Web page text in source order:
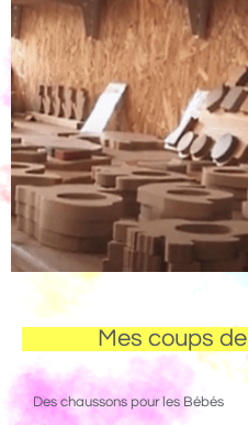
Mes coups
Des chaussons pour les Bébés